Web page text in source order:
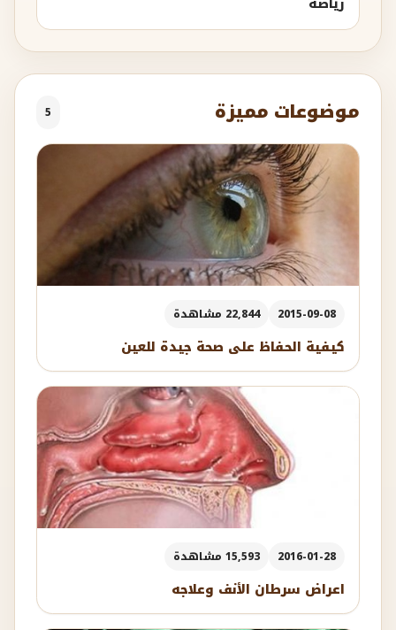
موضوعات مميزة 5
2015-09-08 22,844 مشاهدة
كيفية الحفاظ على صحة جيدة للعين
2016-01-28 15,593 مشاهدة
اعراض سرطان الأنف وعلاجه